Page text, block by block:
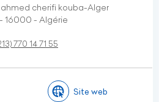
cherifi kouba-Alger
16000 - Algérie
770 14 71 55
Site web